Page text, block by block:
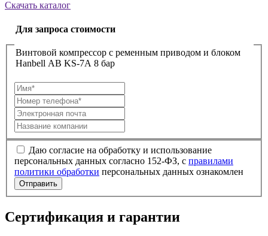
Скачать каталог
Для запроса стоимости
Винтовой компрессор с ременным приводом и блоком
Hanbell AB KS-7A 8 бар
Даю согласие на обработку и использование
персональных данных согласно 152-ФЗ, с правилами
политики обработки персональных данных ознакомлен
Отправить
Сертификация и гарантии